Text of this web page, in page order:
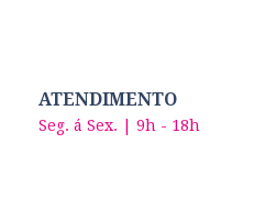
ATENDIMENTO
Seg. á Sex. | 9h - 18h